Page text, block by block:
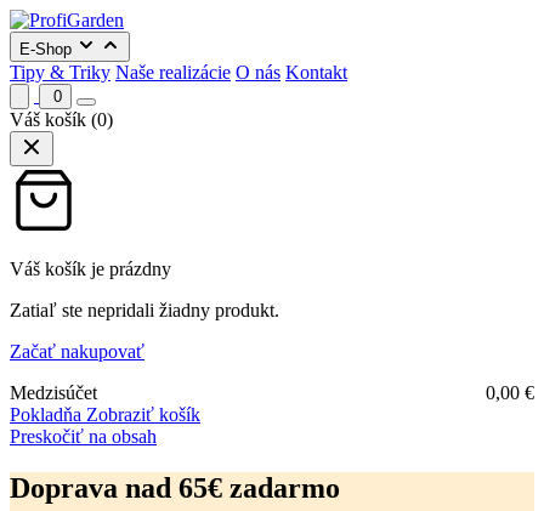
E-Shop
Tipy & Triky Naše realizácie O nás Kontakt
0
Váš košík (0)
Váš košík je prázdny
Zatiaľ ste nepridali žiadny produkt.
Začať nakupovať
Medzisúčet
0,00 €
Pokladňa Zobraziť košík
Preskočiť na obsah
Doprava nad 65€ zadarmo